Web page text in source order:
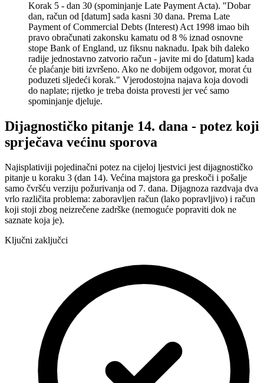
Korak 5 - dan 30 (spominjanje Late Payment Acta). "Dobar
dan, račun od [datum] sada kasni 30 dana. Prema Late
Payment of Commercial Debts (Interest) Act 1998 imao bih
pravo obračunati zakonsku kamatu od 8 % iznad osnovne
stope Bank of England, uz fiksnu naknadu. Ipak bih daleko
radije jednostavno zatvorio račun - javite mi do [datum] kada
će plaćanje biti izvršeno. Ako ne dobijem odgovor, morat ću
poduzeti sljedeći korak." Vjerodostojna najava koja dovodi
do naplate; rijetko je treba doista provesti jer već samo
spominjanje djeluje.
Dijagnostičko pitanje 14. dana - potez koji
sprječava većinu sporova
Najisplativiji pojedinačni potez na cijeloj ljestvici jest dijagnostičko
pitanje u koraku 3 (dan 14). Većina majstora ga preskoči i pošalje
samo čvršću verziju požurivanja od 7. dana. Dijagnoza razdvaja dva
vrlo različita problema: zaboravljen račun (lako popravljivo) i račun
koji stoji zbog neizrečene zadrške (nemoguće popraviti dok ne
saznate koja je).
Ključni zaključci